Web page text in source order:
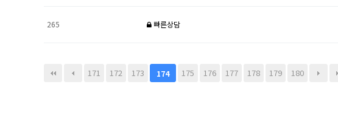
265 빠른상담
171 172 173 174 175 176 177 178 179 180